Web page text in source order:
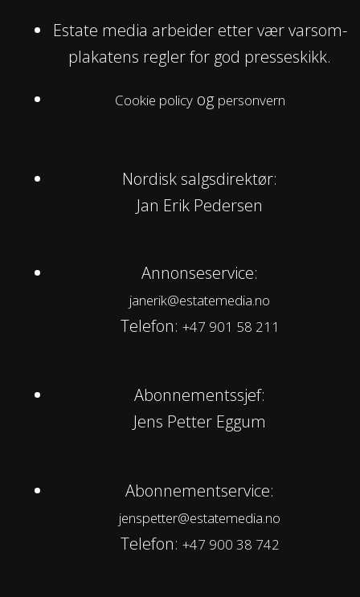
Estate media arbeider etter vær varsom-
plakatens regler for god presseskikk.
Cookie policyog personvern
Nordisk salgsdirektør:
Jan Erik Pedersen
Annonseservice:
janerik@estatemedia.no
Telefon: +47 901 58 211
Abonnementssjef:
Jens Petter Eggum
Abonnementservice:
jenspetter@estatemedia.no
Telefon: +47 900 38 742